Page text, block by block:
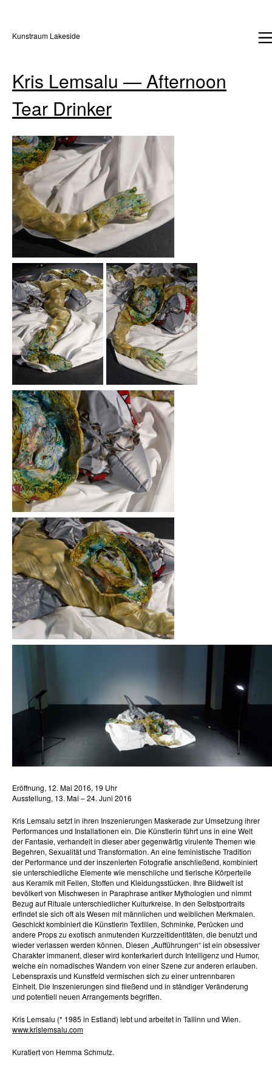
Kunstraum Lakeside
Kris Lemsalu — Afternoon
Tear Drinker
Eröffnung, 12. Mai 2016, 19 Uhr
Ausstellung, 13. Mai – 24. Juni 2016
Kris Lemsalu setzt in ihren Inszenierungen Maskerade zur Umsetzung ihrer
Performances und Installationen ein. Die Künstlerin führt uns in eine Welt
der Fantasie, verhandelt in dieser aber gegenwärtig virulente Themen wie
Begehren, Sexualität und Transformation. An eine feministische Tradition
der Performance und der inszenierten Fotografie anschließend, kombiniert
sie unterschiedliche Elemente wie menschliche und tierische Körperteile
aus Keramik mit Fellen, Stoffen und Kleidungsstücken. Ihre Bildwelt ist
bevölkert von Mischwesen in Paraphrase antiker Mythologien und nimmt
Bezug auf Rituale unterschiedlicher Kulturkreise. In den Selbstportraits
erfindet sie sich oft als Wesen mit männlichen und weiblichen Merkmalen.
Geschickt kombiniert die Künstlerin Textilien, Schminke, Perücken und
andere Props zu exotisch anmutenden Kurzzeitidentitäten, die benutzt und
wieder verlassen werden können. Diesen „Aufführungen“ ist ein obsessiver
Charakter immanent, dieser wird konterkariert durch Intelligenz und Humor,
welche ein nomadisches Wandern von einer Szene zur anderen erlauben.
Lebenspraxis und Kunstfeld vermischen sich zu einer untrennbaren
Einheit. Die Inszenierungen sind fließend und in ständiger Veränderung
und potentiell neuen Arrangements begriffen.
Kris Lemsalu (* 1985 in Estland) lebt und arbeitet in Tallinn und Wien.
www.krislemsalu.com
Kuratiert von Hemma Schmutz.